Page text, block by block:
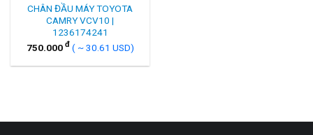
CHÂN ĐẦU MÁY TOYOTA
CAMRY VCV10 |
1236174241
750.000 đ ( ~ 30.61 USD)